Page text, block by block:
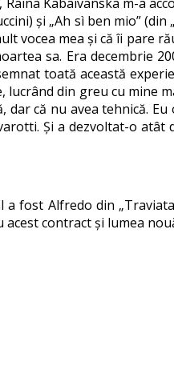
și „Ah sì ben mio”
vocea mea și că îi pare
sa. Era decembrie
toată această
din greu cu mine
că nu avea tehnică.
Și a dezvoltat-o
Alfredo din
contract și lumea